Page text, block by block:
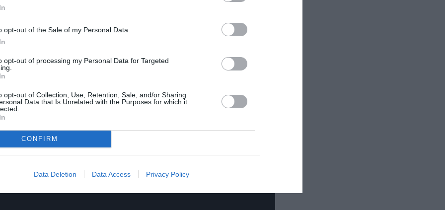
opt-out of the Sale of my Personal Data.
opt-out of processing my Personal Data for Targeted
opt-out of Collection, Use, Retention, Sale, and/or Sharing
Data that Is Unrelated with the Purposes for which it
CONFIRM
Data Deletion Data Access Privacy Policy